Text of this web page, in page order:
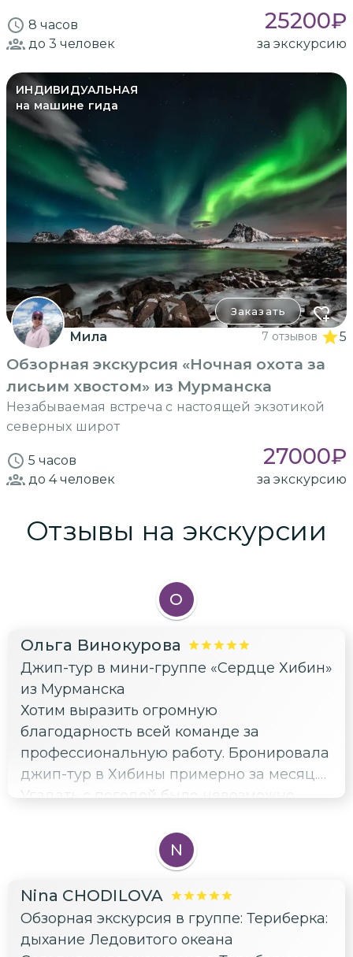
8 часов 25200₽
до 3 человек за экскурсию
ИНДИВИДУАЛЬНАЯ
на машине гида
Заказать
Мила 7 отзывов 5
Обзорная экскурсия «Ночная охота за
лисьим хвостом» из Мурманска
Незабываемая встреча с настоящей экзотикой
северных широт
5 часов 27000₽
до 4человек за экскурсию
Отзывы на экскурсии
О
Ольга Винокурова
Джип-тур в мини-группе «Сердце Хибин»
из Мурманска
Хотим выразить огромную
благодарность всей команде за
профессиональную работу. Бронировала
джип-тур в Хибины примерно за месяц.
Угадать с погодой было невозможно.
ветром на весь день, +9. Поездку
пришлось отменить. Но все сработали
постоянно на связи. Поездку перенесли и
мы таки побывали в этом волшебном
месте. После экскурсии утвердилось
N
Nina СHODILOVA
Обзорная экскурсия в группе: Териберка:
дыхание Ледовитого океана